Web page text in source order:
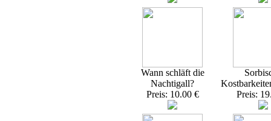
Wann schläft die
Nachtigall?
Preis: 10.00 €
Preis: